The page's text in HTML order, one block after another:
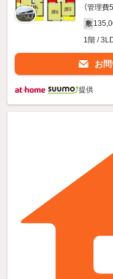
（管理費
敷
1階 /
お
提供